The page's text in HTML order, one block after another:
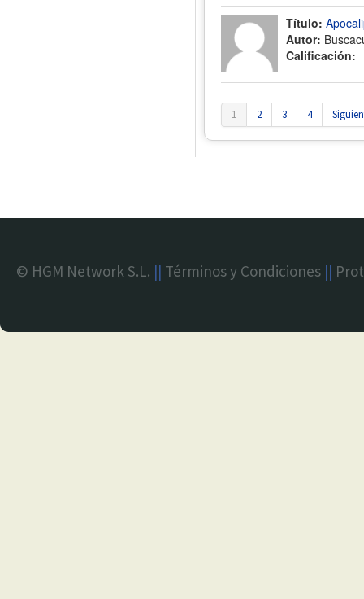
Título:
Autor:
Calificación:
1 2 3 4
© HGM Network S.L. || Términos y Condiciones ||